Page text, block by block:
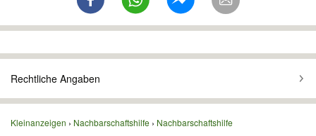
Rechtliche Angaben
Kleinanzeigen Nachbarschaftshilfe Nachbarschaftshilfe